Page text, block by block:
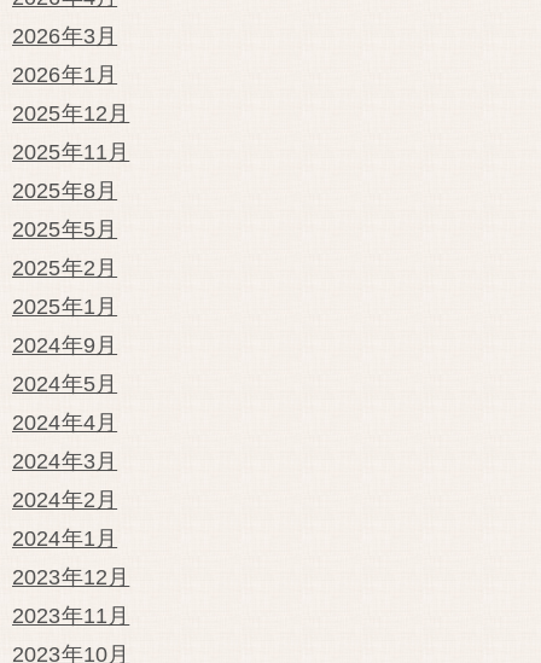
2026年3月
2026年1月
2025年12月
2025年11月
2025年8月
2025年5月
2025年2月
2025年1月
2024年9月
2024年5月
2024年4月
2024年3月
2024年2月
2024年1月
2023年12月
2023年11月
2023年10月